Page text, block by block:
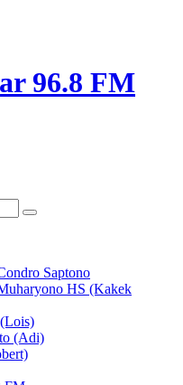
96.8 FM
Saptono
HS (Kakek
(Adi)